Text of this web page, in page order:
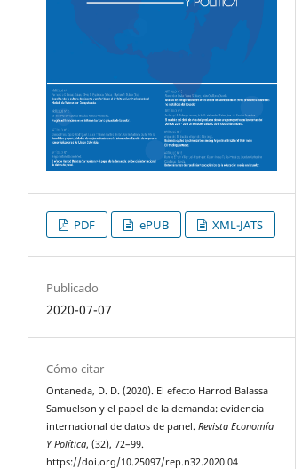
PDF ePUB XML-JATS
Publicado
2020-07-07
Cómo citar
Ontaneda, D. D. (2020). El efecto Harrod Balassa
Samuelson y el papel de la demanda: evidencia
internacional de datos de panel.Revista Economía
Y Política, (32), 72–99.
https://doi.org/10.25097/rep.n32.2020.04